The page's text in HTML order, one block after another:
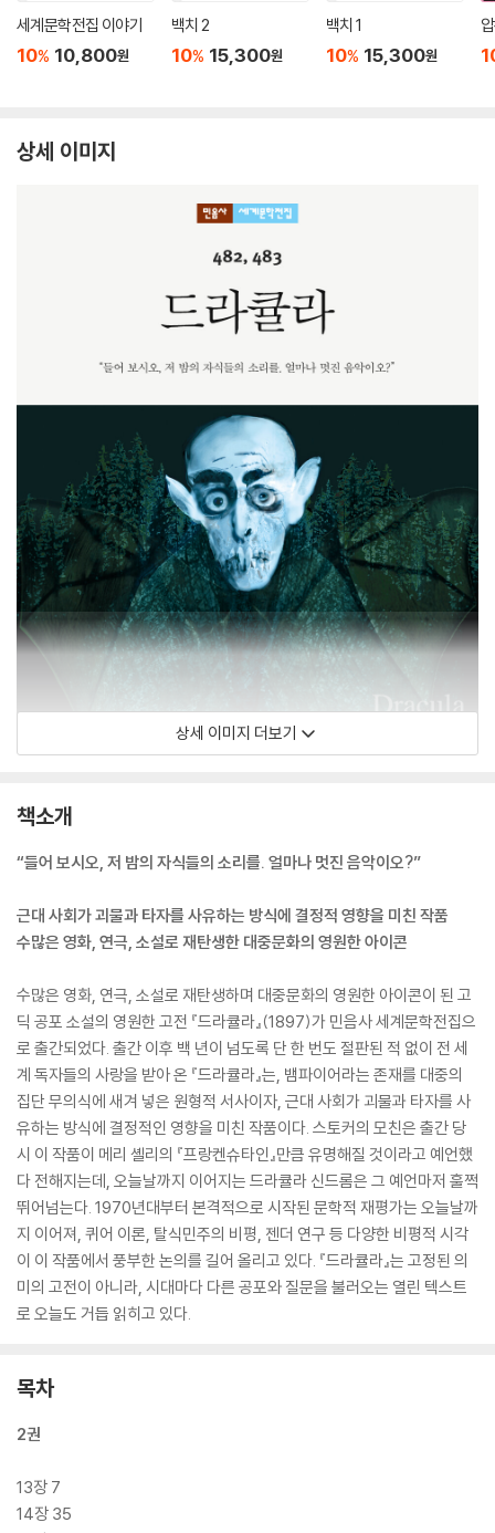
세계문학전집 이야기
10% 10,800원
백치 2
10% 15,300원
백치 1
10% 15,300원
상세 이미지
상세 이미지 더보기
책소개
“들어 보시오, 저 밤의 자식들의 소리를. 얼마나 멋진 음악이오?”
근대 사회가 괴물과 타자를 사유하는 방식에 결정적 영향을 미친 작품
수많은 영화, 연극, 소설로 재탄생한 대중문화의 영원한 아이콘
수많은 영화, 연극, 소설로 재탄생하며 대중문화의 영원한 아이콘이 된 고
딕 공포 소설의 영원한 고전 『드라큘라』(1897)가 민음사 세계문학전집으
로 출간되었다. 출간 이후 백 년이 넘도록 단 한 번도 절판된 적 없이 전 세
계 독자들의 사랑을 받아 온 『드라큘라』는, 뱀파이어라는 존재를 대중의
집단 무의식에 새겨 넣은 원형적 서사이자, 근대 사회가 괴물과 타자를 사
유하는 방식에 결정적인 영향을 미친 작품이다. 스토커의 모친은 출간 당
시 이 작품이 메리 셸리의 『프랑켄슈타인』만큼 유명해질 것이라고 예언했
다 전해지는데, 오늘날까지 이어지는 드라큘라 신드롬은 그 예언마저 훌쩍
뛰어넘는다. 1970년대부터 본격적으로 시작된 문학적 재평가는 오늘날까
지 이어져, 퀴어 이론, 탈식민주의 비평, 젠더 연구 등 다양한 비평적 시각
이 이 작품에서 풍부한 논의를 길어 올리고 있다. 『드라큘라』는 고정된 의
미의 고전이 아니라, 시대마다 다른 공포와 질문을 불러오는 열린 텍스트
로 오늘도 거듭 읽히고 있다.
목차
2권
13장 7
14장 35